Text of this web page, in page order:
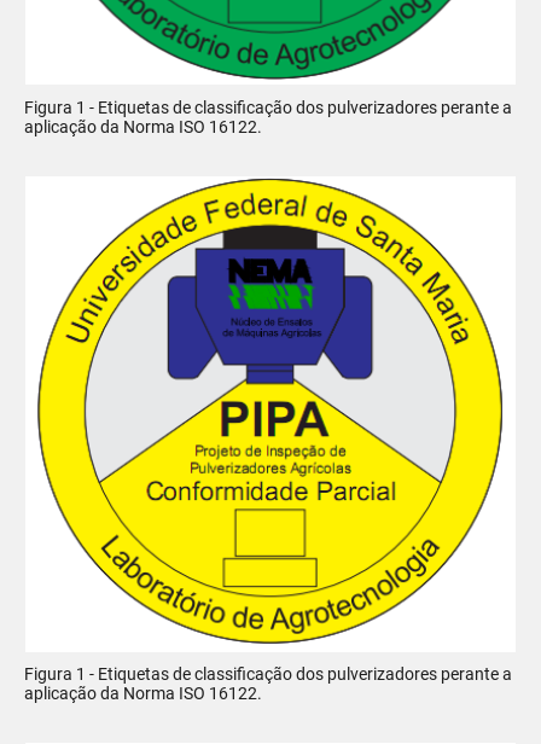
Figura 1 - Etiquetas de classificação dos pulverizadores perante a
aplicação da Norma ISO 16122.
Figura 1 - Etiquetas de classificação dos pulverizadores perante a
aplicação da Norma ISO 16122.